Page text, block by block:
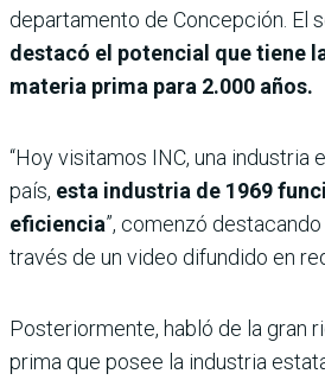
departamento de Concepción. El
destacó el potencial que tiene
materia prima para 2.000 años.
“Hoy visitamos INC, una industria
país, esta industria de 1969
eficiencia”, comenzó
través de un video difundido en
Posteriormente, habló de la gran
prima que posee la industria